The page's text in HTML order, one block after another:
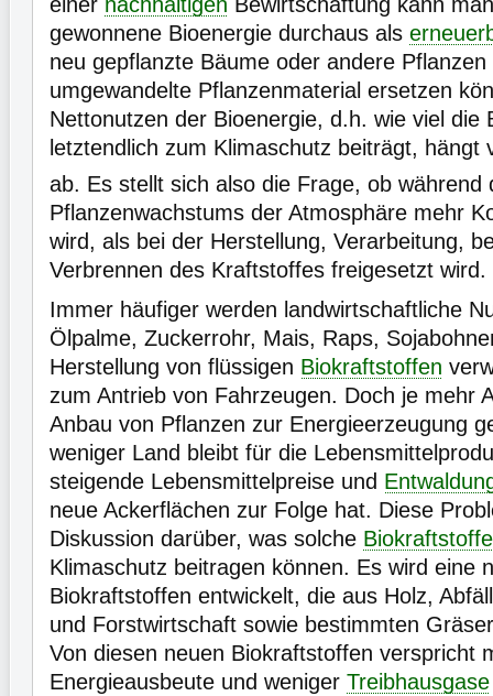
gewonnene Bioenergie durchaus als
neu gepflanzte Bäume oder andere
umgewandelte Pflanzenmaterial ersetzen
Nettonutzen der Bioenergie, d.h. wie viel die
letztendlich zum Klimaschutz beiträgt, hängt
ab. Es stellt sich also die Frage, ob während
Pflanzenwachstums der Atmosphäre mehr
wird, als bei der Herstellung, Verarbeitung,
Verbrennen des Kraftstoffes freigesetzt wird.
Immer häufiger werden landwirtschaftliche
Ölpalme, Zuckerrohr, Mais, Raps,
Herstellung von flüssigen Biokraftstoffen
zum Antrieb von Fahrzeugen. Doch je mehr
Anbau von Pflanzen zur Energieerzeugung
weniger Land bleibt für die
steigende Lebensmittelpreise und
neue Ackerflächen zur Folge hat. Diese
Diskussion darüber, was solche Biokraftstoffe
Klimaschutz beitragen können. Es wird eine
Biokraftstoffen entwickelt, die aus Holz,
und Forstwirtschaft sowie bestimmten
Von diesen neuen Biokraftstoffen verspricht
Energieausbeute und weniger Treibhausgase